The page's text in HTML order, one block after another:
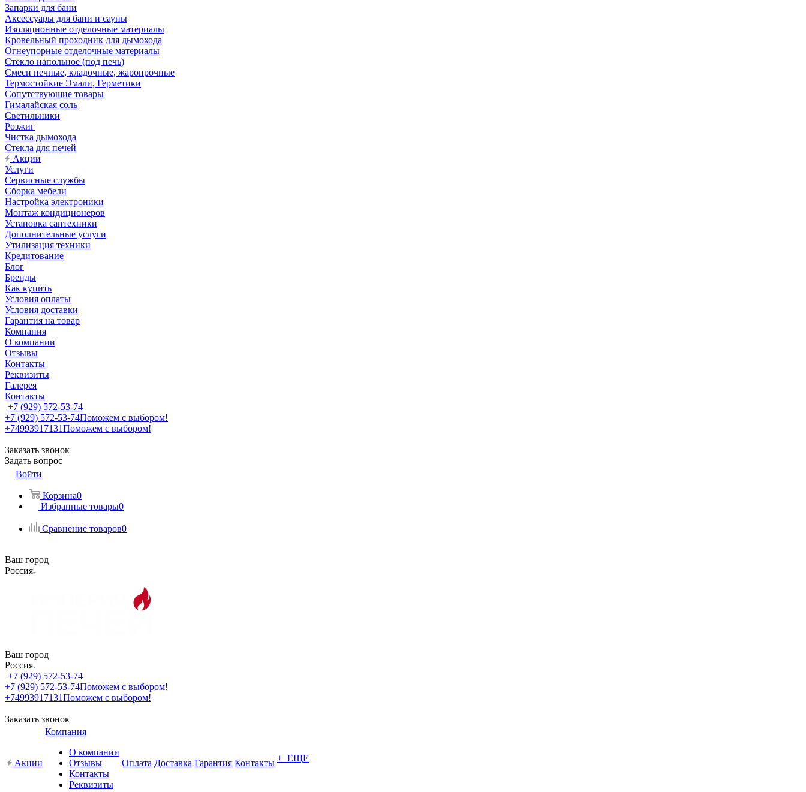
Запарки для бани
Аксессуары для бани и сауны
Изоляционные отделочные материалы
Кровельный проходник для дымохода
Огнеупорные отделочные материалы
Стекло напольное (под печь)
Смеси печные, кладочные, жаропрочные
Термостойкие Эмали, Герметики
Сопутствующие товары
Гималайская соль
Светильники
Розжиг
Чистка дымохода
Стекла для печей
Акции
Услуги
Сервисные службы
Сборка мебели
Настройка электроники
Монтаж кондиционеров
Установка сантехники
Дополнительные услуги
Утилизация техники
Кредитование
Блог
Бренды
Как купить
Условия оплаты
Условия доставки
Гарантия на товар
Компания
О компании
Отзывы
Контакты
Реквизиты
Галерея
Контакты
+7 (929) 572-53-74
+7 (929) 572-53-74Поможем с выбором!
+74993917131Поможем с выбором!
Заказать звонок
Задать вопрос
Войти
Корзина0
Избранные товары0
Сравнение товаров0
Ваш город
Россия
Ваш город
Россия
+7 (929) 572-53-74
+7 (929) 572-53-74Поможем с выбором!
+74993917131Поможем с выбором!
Заказать звонок
Акции
Компания
О компании
Отзывы
Контакты
Реквизиты
Оплата Доставка Гарантия Контакты + ЕЩЕ